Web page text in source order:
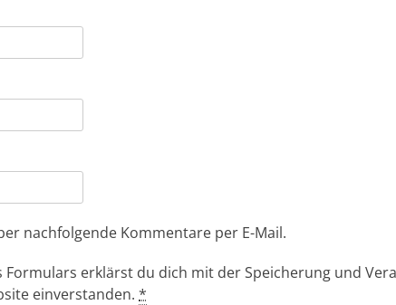
nachfolgende Kommentare per E-Mail.
Formulars erklärst du dich mit der Speicherung und
einverstanden. *